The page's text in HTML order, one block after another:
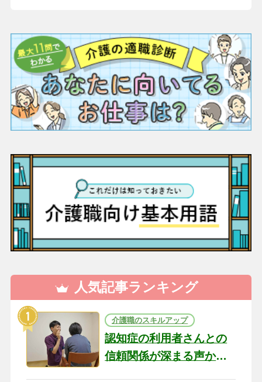
人気記事ランキング
介護職のスキルアップ
認知症の利用者さんとの
信頼関係が深まる声かけ